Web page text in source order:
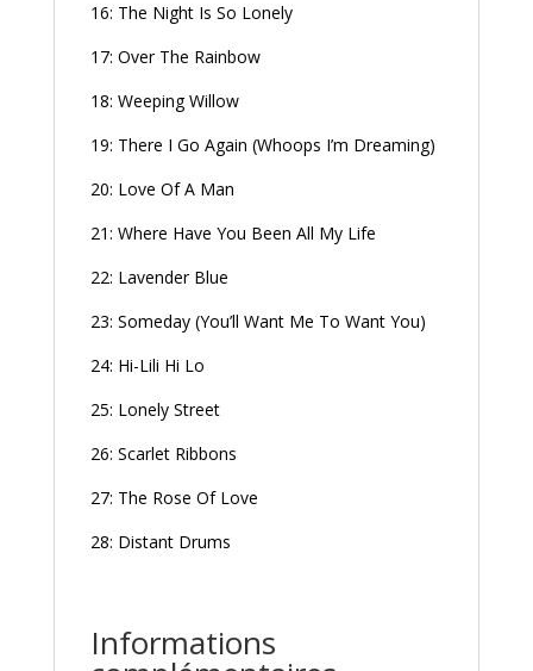
16: The Night Is So Lonely
17: Over The Rainbow
18: Weeping Willow
19: There I Go Again (Whoops I’m Dreaming)
20: Love Of A Man
21: Where Have You Been All My Life
22: Lavender Blue
23: Someday (You’ll Want Me To Want You)
24: Hi-Lili Hi Lo
25: Lonely Street
26: Scarlet Ribbons
27: The Rose Of Love
28: Distant Drums
Informations